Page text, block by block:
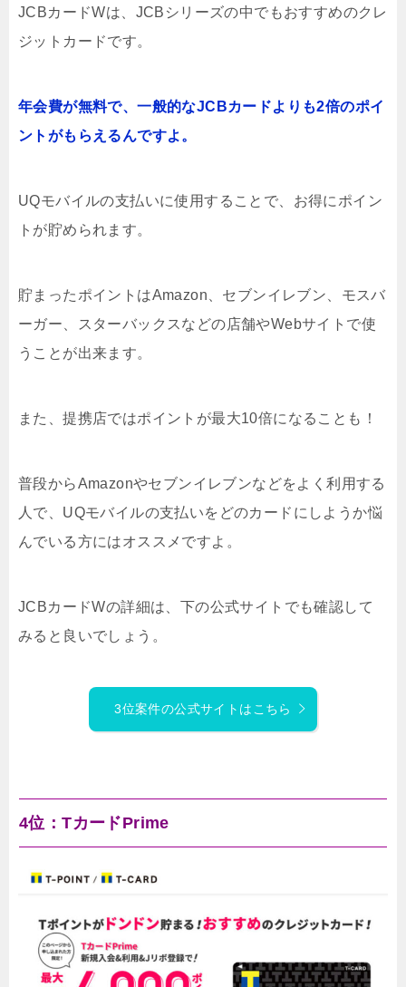
JCBカードWは、JCBシリーズの中でもおすすめのクレ
ジットカードです。
年会費が無料で、一般的なJCBカードよりも2倍のポイ
ントがもらえるんですよ。
UQモバイルの支払いに使用することで、お得にポイン
トが貯められます。
貯まったポイントはAmazon、セブンイレブン、モスバ
ーガー、スターバックスなどの店舗やWebサイトで使
うことが出来ます。
また、提携店ではポイントが最大10倍になることも！
普段からAmazonやセブンイレブンなどをよく利用する
人で、UQモバイルの支払いをどのカードにしようか悩
んでいる方にはオススメですよ。
JCBカードWの詳細は、下の公式サイトでも確認して
みると良いでしょう。
3位案件の公式サイトはこちら
4位：TカードPrime